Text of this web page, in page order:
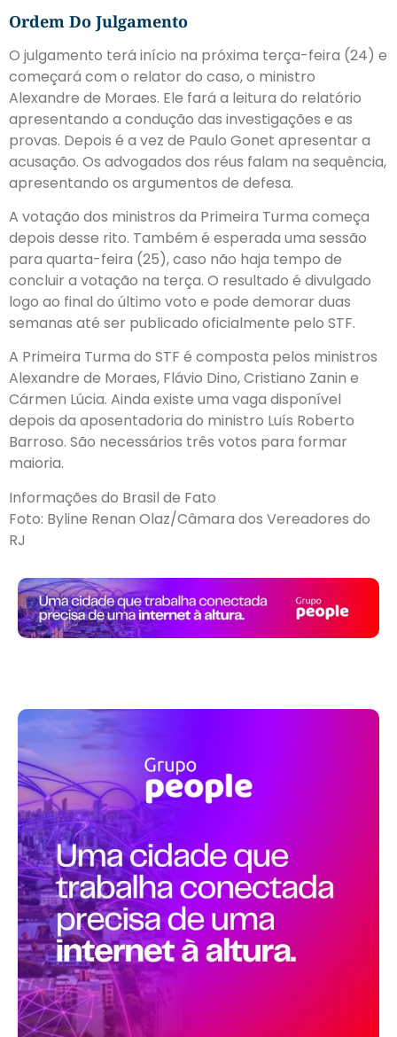
Ordem Do Julgamento
O julgamento terá início na próxima terça-feira (24) e
começará com o relator do caso, o ministro
Alexandre de Moraes. Ele fará a leitura do relatório
apresentando a condução das investigações e as
provas. Depois é a vez de Paulo Gonet apresentar a
acusação. Os advogados dos réus falam na sequência,
apresentando os argumentos de defesa.
A votação dos ministros da Primeira Turma começa
depois desse rito. Também é esperada uma sessão
para quarta-feira (25), caso não haja tempo de
concluir a votação na terça. O resultado é divulgado
logo ao final do último voto e pode demorar duas
semanas até ser publicado oficialmente pelo STF.
A Primeira Turma do STF é composta pelos ministros
Alexandre de Moraes, Flávio Dino, Cristiano Zanin e
Cármen Lúcia. Ainda existe uma vaga disponível
depois da aposentadoria do ministro Luís Roberto
Barroso. São necessários três votos para formar
maioria.
Informações do Brasil de Fato
Foto: Byline Renan Olaz/Câmara dos Vereadores do
RJ